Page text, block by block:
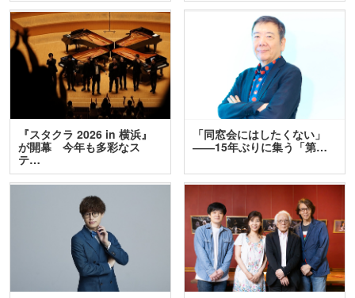
『スタクラ 2026 in 横浜』
が開幕 今年も多彩なス
テ…
「同窓会にはしたくない」
――15年ぶりに集う「第…